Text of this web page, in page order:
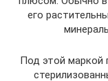
его
Под этой маркой